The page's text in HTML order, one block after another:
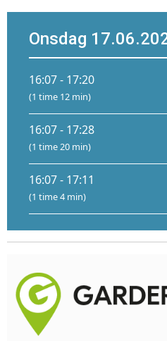
Onsdag
16:07 - 17:20
(1 time 12 min)
16:07 - 17:28
(1 time 20 min)
16:07 - 17:11
(1 time 4 min)